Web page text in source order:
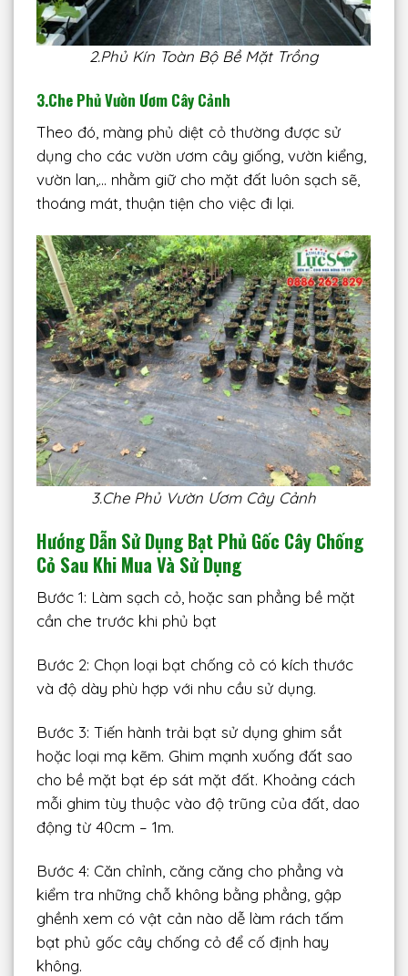
2.Phủ Kín Toàn Bộ Bề Mặt Trồng
3.Che Phủ Vườn Ươm Cây Cảnh
Theo đó, màng phủ diệt cỏ thường được sử
dụng cho các vườn ươm cây giống, vườn kiểng,
vườn lan,… nhằm giữ cho mặt đất luôn sạch sẽ,
thoáng mát, thuận tiện cho việc đi lại.
3.Che Phủ Vườn Ươm Cây Cảnh
Hướng Dẫn Sử Dụng Bạt Phủ Gốc Cây Chống
Cỏ Sau Khi Mua Và Sử Dụng
Bước 1: Làm sạch cỏ, hoặc san phẳng bề mặt
cần che trước khi phủ bạt
Bước 2: Chọn loại bạt chống cỏ có kích thước
và độ dày phù hợp với nhu cầu sử dụng.
Bước 3: Tiến hành trải bạt sử dụng ghim sắt
hoặc loại mạ kẽm. Ghim mạnh xuống đất sao
cho bề mặt bạt ép sát mặt đất. Khoảng cách
mỗi ghim tùy thuộc vào độ trũng của đất, dao
động từ 40cm – 1m.
Bước 4: Căn chỉnh, căng căng cho phẳng và
kiểm tra những chỗ không bằng phẳng, gập
ghềnh xem có vật cản nào dễ làm rách tấm
bạt phủ gốc cây chống cỏ để cố định hay
không.